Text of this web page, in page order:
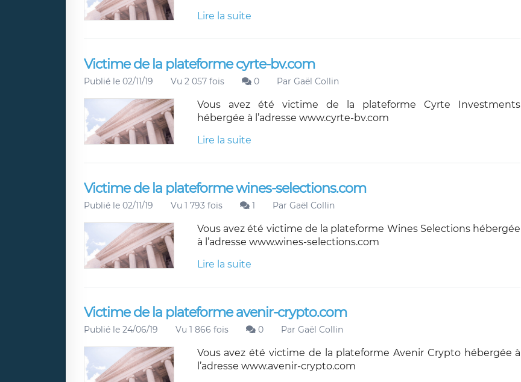
Lire la suite
Victime de la plateforme cyrte-bv.com
Publié le 02/11/19 Vu 2 057 fois 0 Par Gaël Collin
Vous avez été victime de la plateforme Cyrte Investments
hébergée à l’adresse www.cyrte-bv.com
Lire la suite
Victime de la plateforme wines-selections.com
Publié le 02/11/19 Vu 1 793 fois 1 Par Gaël Collin
Vous avez été victime de la plateforme Wines Selections hébergée
à l’adresse www.wines-selections.com
Lire la suite
Victime de la plateforme avenir-crypto.com
Publié le 24/06/19 Vu 1 866 fois 0 Par Gaël Collin
Vous avez été victime de la plateforme Avenir Crypto hébergée à
l’adresse www.avenir-crypto.com